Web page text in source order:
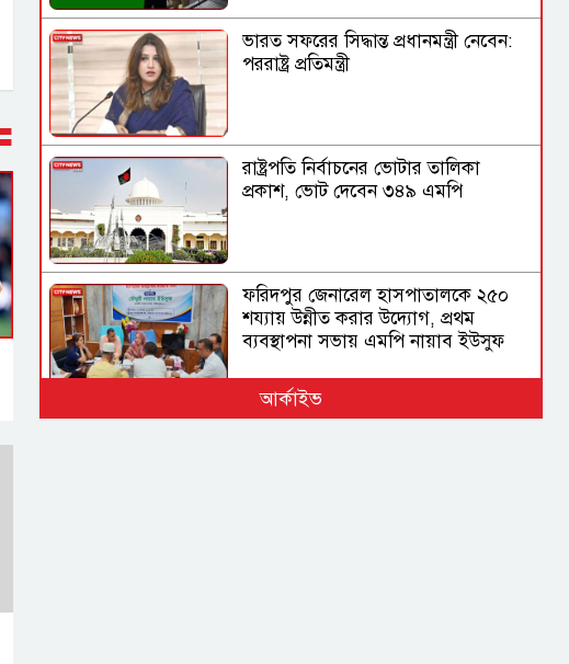
ভারত সফরের সিদ্ধান্ত প্রধানমন্ত্রী নেবেন:
পররাষ্ট্র প্রতিমন্ত্রী
রাষ্ট্রপতি নির্বাচনের ভোটার তালিকা
প্রকাশ, ভোট দেবেন ৩৪৯ এমপি
ফরিদপুর জেনারেল হাসপাতালকে ২৫০
শয্যায় উন্নীত করার উদ্যোগ, প্রথম
ব্যবস্থাপনা সভায় এমপি নায়াব ইউসুফ
বিমানবন্দরের নিরাপত্তা
আর্কাইভ